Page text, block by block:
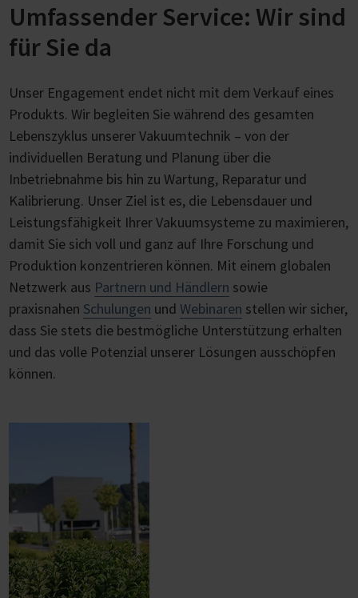
Umfassender Service: Wir sind
für Sie da
Unser Engagement endet nicht mit dem Verkauf eines
Produkts. Wir begleiten Sie während des gesamten
Lebenszyklus unserer Vakuumtechnik – von der
individuellen Beratung und Planung über die
Inbetriebnahme bis hin zu Wartung, Reparatur und
Kalibrierung. Unser Ziel ist es, die Lebensdauer und
Leistungsfähigkeit Ihrer Vakuumsysteme zu maximieren,
damit Sie sich voll und ganz auf Ihre Forschung und
Produktion konzentrieren können. Mit einem globalen
Netzwerk aus Partnern und Händlern sowie
praxisnahen Schulungen und Webinaren stellen wir sicher,
dass Sie stets die bestmögliche Unterstützung erhalten
und das volle Potenzial unserer Lösungen ausschöpfen
können.